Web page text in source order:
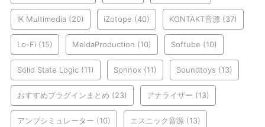
IK Multimedia (20) iZotope (40) KONTAKT音源 (37)
Lo-Fi (15) MeldaProduction (10) Softube (10)
Solid State Logic (11) Sonnox (11) Soundtoys (13)
おすすめプラグインまとめ (23) アナライザー (13)
アンプシミュレーター (10) エスニック音源 (13)